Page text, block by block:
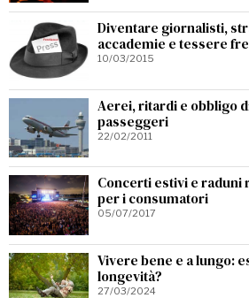
Diventare giornalisti,
accademie e tessere
10/03/2015
Aerei, ritardi e obbligo
passeggeri
22/02/2011
Concerti estivi e raduni
per i consumatori
05/07/2017
Vivere bene e a lungo:
longevità?
27/03/2024